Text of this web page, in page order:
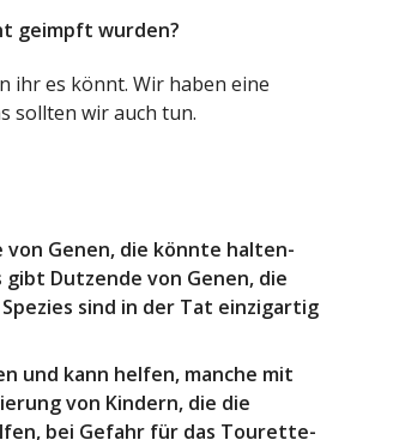
geimpft wurden?
ihr es könnt. Wir haben eine
sollten wir auch tun.
Genen, die könnte halten-
Dutzende von Genen, die
sind in der Tat einzigartig
und kann helfen, manche mit
von Kindern, die die
bei Gefahr für das Tourette-